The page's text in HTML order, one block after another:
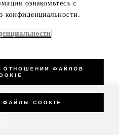
1997-2026. All Rights Reserved.
ознакомьтесь с
ОТНОШЕНИИ ФАЙЛОВ
COOKIE